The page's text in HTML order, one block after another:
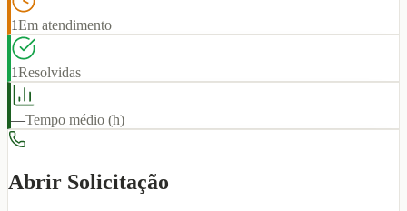
1Em atendimento
1Resolvidas
—Tempo médio (h)
Abrir Solicitação